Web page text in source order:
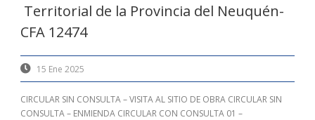
Territorial de la Provincia del Neuquén-
CFA 12474
15 Ene 2025
CIRCULAR SIN CONSULTA – VISITA AL SITIO DE OBRA CIRCULAR SIN
CONSULTA – ENMIENDA CIRCULAR CON CONSULTA 01 –